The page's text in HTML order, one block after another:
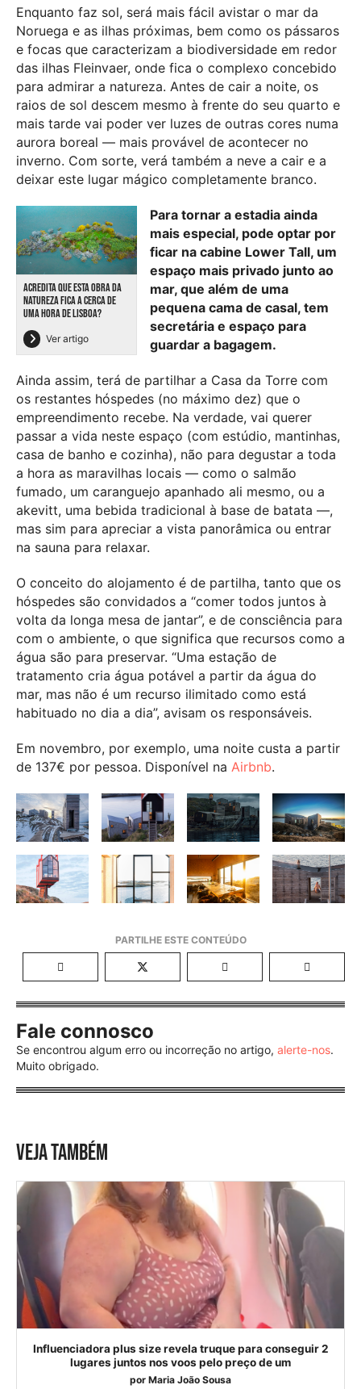
Enquanto faz sol, será mais fácil avistar o mar da
Noruega e as ilhas próximas, bem como os pássaros
e focas que caracterizam a biodiversidade em redor
das ilhas Fleinvaer, onde fica o complexo concebido
para admirar a natureza. Antes de cair a noite, os
raios de sol descem mesmo à frente do seu quarto e
mais tarde vai poder ver luzes de outras cores numa
aurora boreal — mais provável de acontecer no
inverno. Com sorte, verá também a neve a cair e a
deixar este lugar mágico completamente branco.
ACREDITA QUE ESTA OBRA DA
NATUREZA FICA A CERCA DE
UMA HORA DE LISBOA?
Ver artigo
Para tornar a estadia ainda
mais especial, pode optar por
ficar na cabine Lower Tall, um
espaço mais privado junto ao
mar, que além de uma
pequena cama de casal, tem
secretária e espaço para
guardar a bagagem.
Ainda assim, terá de partilhar a Casa da Torre com
os restantes hóspedes (no máximo dez) que o
empreendimento recebe. Na verdade, vai querer
passar a vida neste espaço (com estúdio, mantinhas,
casa de banho e cozinha), não para degustar a toda
a hora as maravilhas locais — como o salmão
fumado, um caranguejo apanhado ali mesmo, ou a
akevitt, uma bebida tradicional à base de batata —,
mas sim para apreciar a vista panorâmica ou entrar
na sauna para relaxar.
O conceito do alojamento é de partilha, tanto que os
hóspedes são convidados a “comer todos juntos à
volta da longa mesa de jantar”, e de consciência para
com o ambiente, o que significa que recursos como a
água são para preservar. “Uma estação de
tratamento cria água potável a partir da água do
mar, mas não é um recurso ilimitado como está
habituado no dia a dia”, avisam os responsáveis.
Em novembro, por exemplo, uma noite custa a partir
de 137€ por pessoa. Disponível na Airbnb.
Fale connosco
Se encontrou algum erro ou incorreção no artigo, alerte-nos.
Muito obrigado.
VEJA TAMBÉM
Influenciadora plus size revela truque para conseguir 2
lugares juntos nos voos pelo preço de um
por Maria João Sousa